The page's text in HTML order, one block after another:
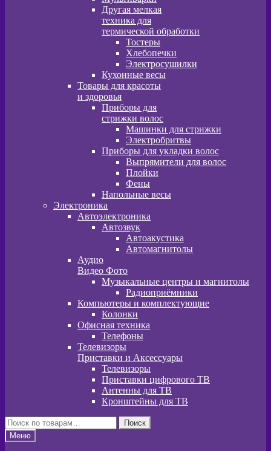
Другая мелкая
техника для
термической обработки
Тостеры
Хлебопечки
Электросушилки
Кухонные весы
Товары для красоты
и здоровья
Приборы для
стрижки волос
Машинки для стрижки
Электробритвы
Приборы для укладки волос
Выпрямители для волос
Плойки
Фены
Напольные весы
Электроника
Автоэлектроника
Автозвук
Автоакустика
Автомагнитолы
Аудио
Видео Фото
Музыкальные центры и магнитолы
Радиоприёмники
Компьютеры и комплектующие
Колонки
Офисная техника
Телефоны
Телевизоры
Приставки и Аксессуары
Телевизоры
Приставки цифрового ТВ
Антенны для ТВ
Кронштейны для ТВ
Искать:
Поиск
Меню